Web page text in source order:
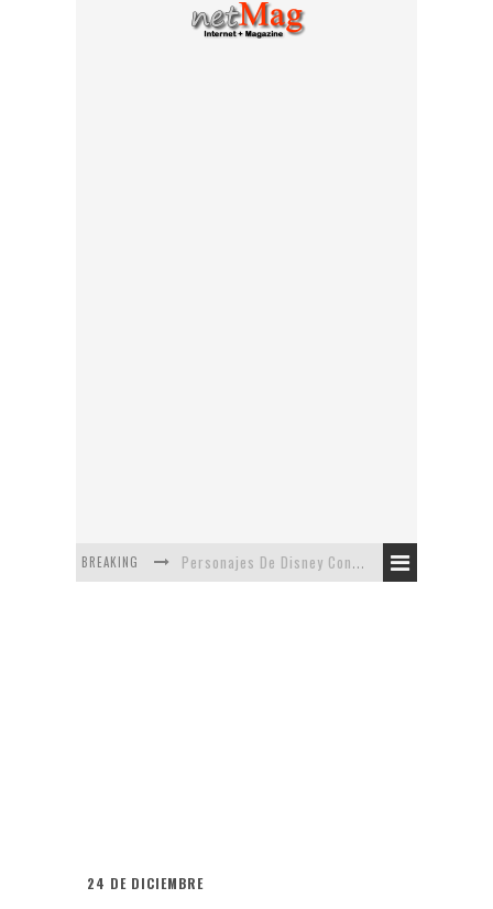
BREAKING Personajes De Disney Con Vestuarios Contemporáneos
24 DE DICIEMBRE